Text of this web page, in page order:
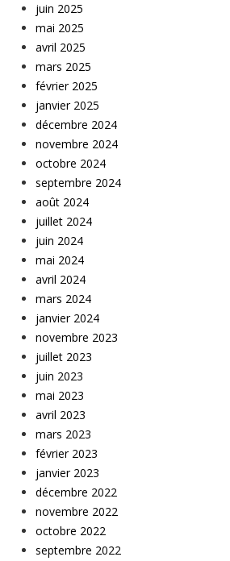
juin 2025
mai 2025
avril 2025
mars 2025
février 2025
janvier 2025
décembre 2024
novembre 2024
octobre 2024
septembre 2024
août 2024
juillet 2024
juin 2024
mai 2024
avril 2024
mars 2024
janvier 2024
novembre 2023
juillet 2023
juin 2023
mai 2023
avril 2023
mars 2023
février 2023
janvier 2023
décembre 2022
novembre 2022
octobre 2022
septembre 2022